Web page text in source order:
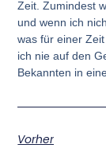
Zeit. Zumindest
und wenn ich
was für einer
ich nie auf den
Bekannten in
Vorher